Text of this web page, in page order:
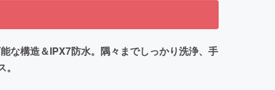
な構造＆IPX7防水。隅々までしっかり洗浄、手